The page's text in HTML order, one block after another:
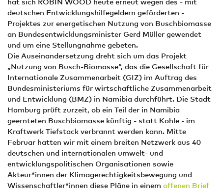
deutschen Entwicklungshilfegeldern geförderten -
Projektes zur energetischen Nutzung von Buschbiomasse
an Bundesentwicklungsminister Gerd Müller gewendet
und um eine Stellungnahme gebeten.
Die Auseinandersetzung dreht sich um das Projekt
„Nutzung von Busch-Biomasse“, das die Gesellschaft für
Internationale Zusammenarbeit (GIZ) im Auftrag des
Bundesministeriums für wirtschaftliche Zusammenarbeit
und Entwicklung (BMZ) in Namibia durchführt. Die Stadt
Hamburg prüft zurzeit, ob ein Teil der in Namibia
geernteten Buschbiomasse künftig - statt Kohle - im
Kraftwerk Tiefstack verbrannt werden kann. Mitte
Februar hatten wir mit einem breiten Netzwerk aus 40
deutschen und internationalen umwelt- und
entwicklungspolitischen Organisationen sowie
Akteur*innen der Klimagerechtigkeitsbewegung und
Wissenschaftler*innen diese Pläne in einem offenen Brief